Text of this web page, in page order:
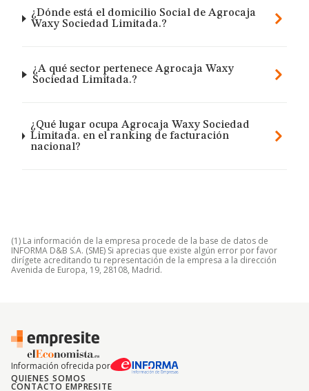
¿Dónde está el domicilio Social de Agrocaja
Waxy Sociedad Limitada.?
¿A qué sector pertenece Agrocaja Waxy
Sociedad Limitada.?
¿Qué lugar ocupa Agrocaja Waxy Sociedad
Limitada. en el ranking de facturación
nacional?
(1) La información de la empresa procede de la base de datos de
INFORMA D&B S.A. (SME) Si aprecias que existe algún error por favor
dirígete acreditando tu representación de la empresa a la dirección
Avenida de Europa, 19, 28108, Madrid.
Información ofrecida por
QUIENES SOMOS
CONTACTO EMPRESITE